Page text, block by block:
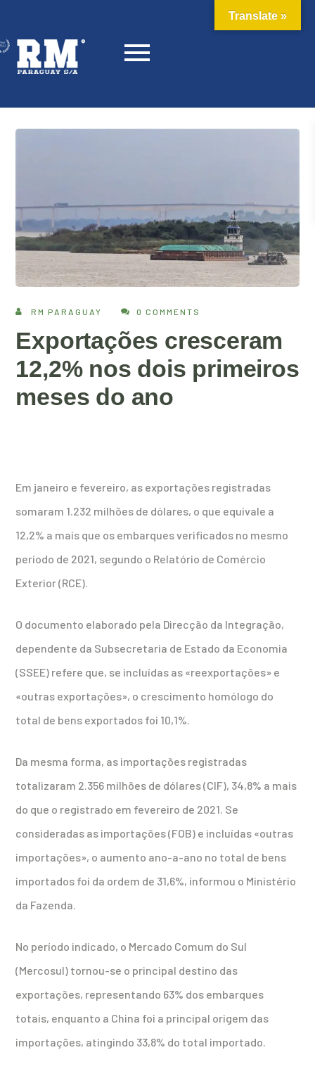
RM PARAGUAY 0 COMMENTS
Exportações cresceram
12,2% nos dois primeiros
meses do ano
Em janeiro e fevereiro, as exportações registradas
somaram 1.232 milhões de dólares, o que equivale a
12,2% a mais que os embarques verificados no mesmo
período de 2021, segundo o Relatório de Comércio
Exterior (RCE).
O documento elaborado pela Direcção da Integração,
dependente da Subsecretaria de Estado da Economia
(SSEE) refere que, se incluídas as «reexportações» e
«outras exportações», o crescimento homólogo do
total de bens exportados foi 10,1%.
Da mesma forma, as importações registradas
totalizaram 2.356 milhões de dólares (CIF), 34,8% a mais
do que o registrado em fevereiro de 2021. Se
consideradas as importações (FOB) e incluídas «outras
importações», o aumento ano-a-ano no total de bens
importados foi da ordem de 31,6%, informou o Ministério
da Fazenda.
No período indicado, o Mercado Comum do Sul
(Mercosul) tornou-se o principal destino das
exportações, representando 63% dos embarques
totais, enquanto a China foi a principal origem das
importações, atingindo 33,8% do total importado.
Translate »